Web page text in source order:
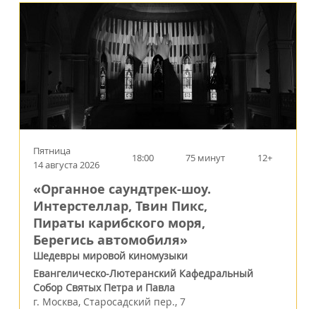
Пятница
14 августа 2026
18:00 75 минут 12+
«Органное саундтрек-шоу.
Интерстеллар, Твин Пикс,
Пираты карибского моря,
Берегись автомобиля»
Шедевры мировой киномузыки
Евангелическо-Лютеранский Кафедральный
Собор Святых Петра и Павла
г. Москва, Старосадский пер., 7